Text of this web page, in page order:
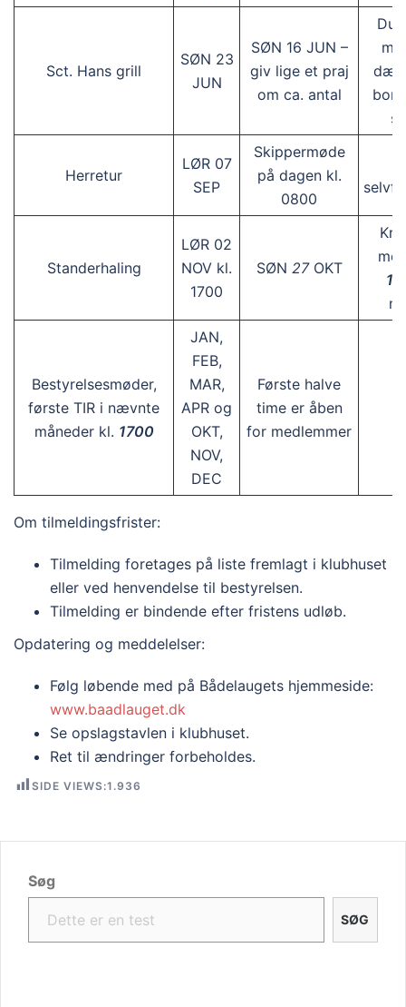
Sct. Hans grill
SØN 23
JUN
SØN 16 JUN –
giv lige et praj
om ca. antal
Du
Herretur
LØR 07
SEP
Skippermøde
på dagen kl.
0800
Standerhaling
LØR 02
NOV kl.
1700
SØN 27 OKT
Kr.
Bestyrelsesmøder,
første TIR i nævnte
måneder kl. 1700
JAN,
FEB,
MAR,
APR og
OKT,
NOV,
DEC
Første halve
time er åben
for medlemmer
Om tilmeldingsfrister:
Tilmelding foretages på liste fremlagt i klubhuset
eller ved henvendelse til bestyrelsen.
Tilmelding er bindende efter fristens udløb.
Opdatering og meddelelser:
Følg løbende med på Bådelaugets hjemmeside:
www.baadlauget.dk
Se opslagstavlen i klubhuset.
Ret til ændringer forbeholdes.
SIDE VIEWS:1.936
Søg
SØG